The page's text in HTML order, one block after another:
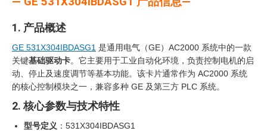
1. 产品概述
GE 531X304IBDASG1 是通用电气（GE）AC2000 系统中的一款
关键基础驱动卡。它主要用于工业自动化环境，负责控制电机的启
动、停止及速度调节等基本功能。该卡片通常作为 AC2000 系统
的核心控制模块之一，兼容多种 GE 及第三方 PLC 系统。
2. 核心参数与技术特性
型号定义 ：531X304IBDASG1